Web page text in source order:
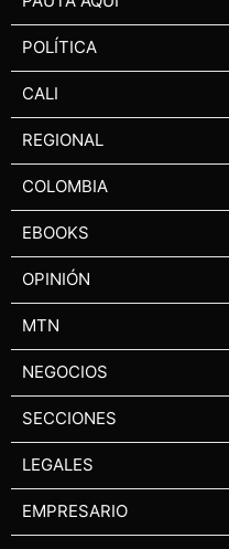
POLÍTICA
CALI
REGIONAL
COLOMBIA
EBOOKS
OPINIÓN
MTN
NEGOCIOS
SECCIONES
LEGALES
EMPRESARIO